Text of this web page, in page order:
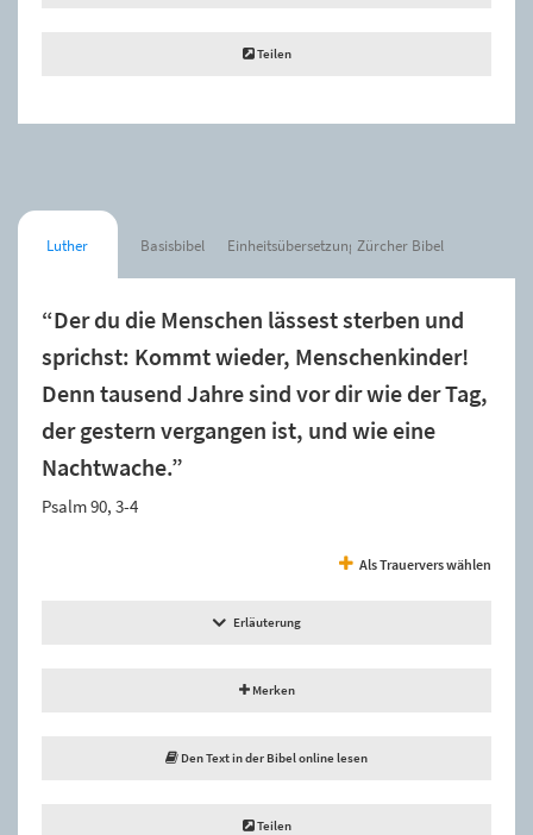
Teilen
Luther Basisbibel Einheitsübersetzung Zürcher Bibel
“Der du die Menschen lässest sterben und
sprichst: Kommt wieder, Menschenkinder!
Denn tausend Jahre sind vor dir wie der Tag,
der gestern vergangen ist, und wie eine
Nachtwache.”
Psalm 90, 3-4
Als Trauervers wählen
Erläuterung
Merken
Den Text in der Bibel online lesen
Teilen